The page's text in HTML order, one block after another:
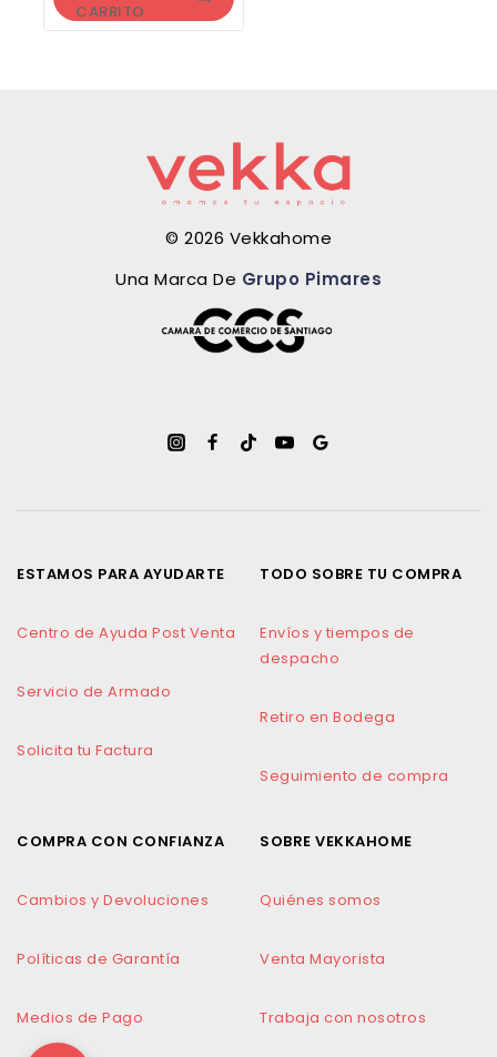
CARRITO
© 2026 Vekkahome
Una Marca De Grupo Pimares
ESTAMOS PARA AYUDARTE
Centro de Ayuda Post Venta
Servicio de Armado
Solicita tu Factura
TODO SOBRE TU COMPRA
Envíos y tiempos de
despacho
Retiro en Bodega
Seguimiento de compra
COMPRA CON CONFIANZA
Cambios y Devoluciones
Políticas de Garantía
Medios de Pago
SOBRE VEKKAHOME
Quiénes somos
Venta Mayorista
Trabaja con nosotros